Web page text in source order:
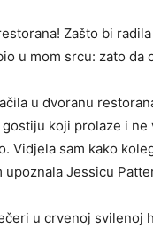
Zašto bi
u mom srcu: zato
u dvoranu
koji prolaze i
Vidjela sam kako
upoznala Jessicu
u crvenoj svilenoj